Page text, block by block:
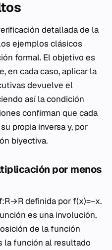
detallada de la
ejemplos clásicos
formal. El objetivo es
en cada caso, aplicar la
devuelve el
así la condición
confirman que cada
propia inversa y, por
biyectiva.
por menos
definida por f(x)=−x.
es una involución,
de la función
la función al resultado